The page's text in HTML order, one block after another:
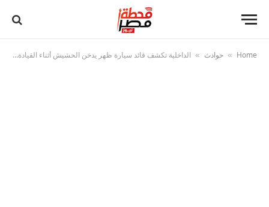
Home
» حوادث » الداخلية تكشف قائد سيارة ظهر يدخن الحشيش أثناء القيادة في بورسعيد.. واعترف بالواقعة